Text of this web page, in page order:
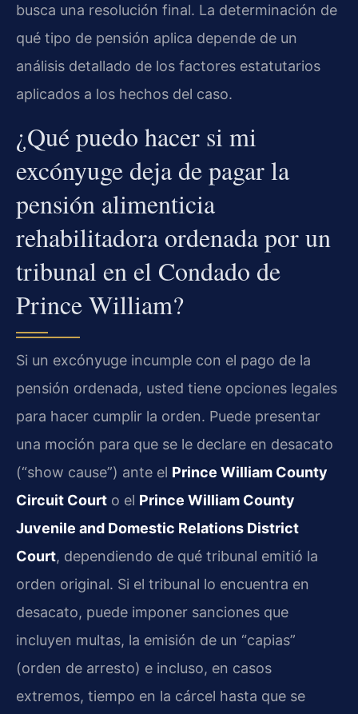
busca una resolución final. La determinación de
qué tipo de pensión aplica depende de un
análisis detallado de los factores estatutarios
aplicados a los hechos del caso.
¿Qué puedo hacer si mi
excónyuge deja de pagar la
pensión alimenticia
rehabilitadora ordenada por un
tribunal en el Condado de
Prince William?
Si un excónyuge incumple con el pago de la
pensión ordenada, usted tiene opciones legales
para hacer cumplir la orden. Puede presentar
una moción para que se le declare en desacato
(“show cause”) ante el Prince William County
Circuit Court o el Prince William County
Juvenile and Domestic Relations District
Court, dependiendo de qué tribunal emitió la
orden original. Si el tribunal lo encuentra en
desacato, puede imponer sanciones que
incluyen multas, la emisión de un “capias”
(orden de arresto) e incluso, en casos
extremos, tiempo en la cárcel hasta que se